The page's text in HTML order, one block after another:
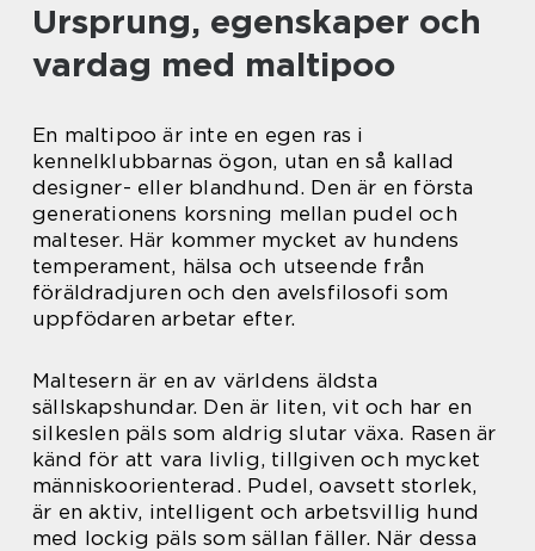
Ursprung, egenskaper och
vardag med maltipoo
En maltipoo är inte en egen ras i
kennelklubbarnas ögon, utan en så kallad
designer- eller blandhund. Den är en första
generationens korsning mellan pudel och
malteser. Här kommer mycket av hundens
temperament, hälsa och utseende från
föräldradjuren och den avelsfilosofi som
uppfödaren arbetar efter.
Maltesern är en av världens äldsta
sällskapshundar. Den är liten, vit och har en
silkeslen päls som aldrig slutar växa. Rasen är
känd för att vara livlig, tillgiven och mycket
människoorienterad. Pudel, oavsett storlek,
är en aktiv, intelligent och arbetsvillig hund
med lockig päls som sällan fäller. När dessa